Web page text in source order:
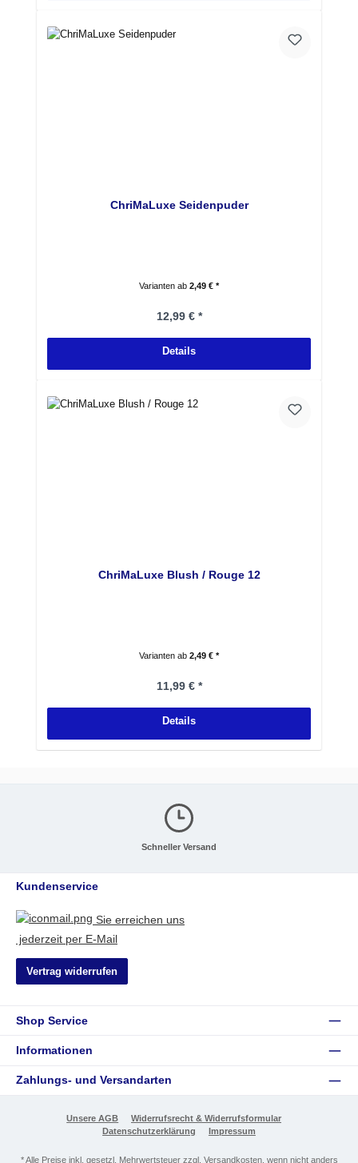
ChriMaLuxe Seidenpuder
Varianten ab 2,49 € *
Regulärer Preis:
12,99 € *
Details
ChriMaLuxe Blush / Rouge 12
Varianten ab 2,49 € *
Regulärer Preis:
11,99 € *
Details
Schneller Versand
Kundenservice
Sie erreichen uns
jederzeit per E-Mail
Vertrag widerrufen
Shop Service
Informationen
Zahlungs- und Versandarten
Unsere AGB
Widerrufsrecht & Widerrufsformular
Datenschutzerklärung
Impressum
* Alle Preise inkl. gesetzl. Mehrwertsteuer zzgl. Versandkosten, wenn nicht anders